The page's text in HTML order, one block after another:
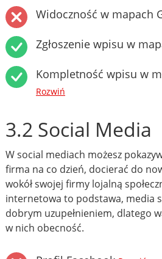
Widoczność w mapach
Zgłoszenie wpisu w
Kompletność wpisu w
Rozwiń
3.2 Social Media
W social mediach możesz
firma na co dzień, docierać do
wokół swojej firmy lojalną
internetowa to podstawa, media
dobrym uzupełnieniem, dlatego
w nich obecność.